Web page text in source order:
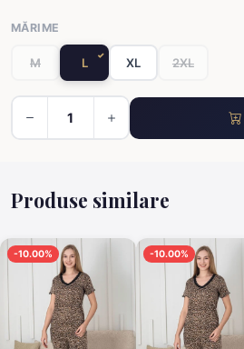
MĂRIME
M L XL 2XL
Produse similare
-10.00% -10.00%